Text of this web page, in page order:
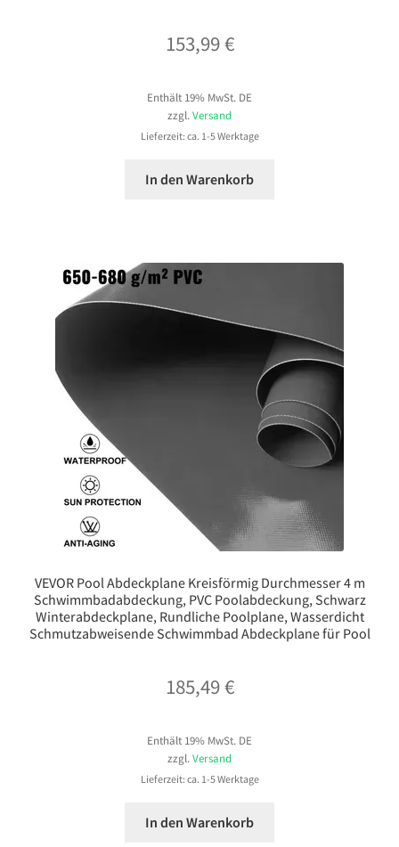
153,99€
Enthält 19% MwSt. DE
zzgl. Versand
Lieferzeit: ca. 1-5 Werktage
In den Warenkorb
VEVOR Pool Abdeckplane Kreisförmig Durchmesser 4 m
Schwimmbadabdeckung, PVC Poolabdeckung, Schwarz
Winterabdeckplane, Rundliche Poolplane, Wasserdicht
Schmutzabweisende Schwimmbad Abdeckplane für Pool
185,49€
Enthält 19% MwSt. DE
zzgl. Versand
Lieferzeit: ca. 1-5 Werktage
In den Warenkorb